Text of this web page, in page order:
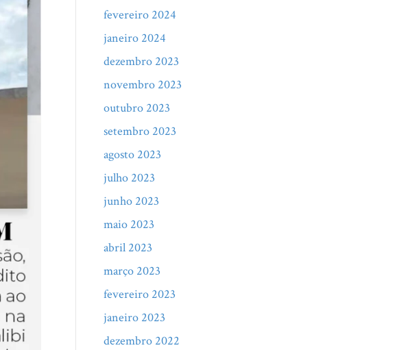
fevereiro 2024
janeiro 2024
dezembro 2023
novembro 2023
outubro 2023
setembro 2023
agosto 2023
julho 2023
junho 2023
maio 2023
abril 2023
março 2023
fevereiro 2023
janeiro 2023
dezembro 2022